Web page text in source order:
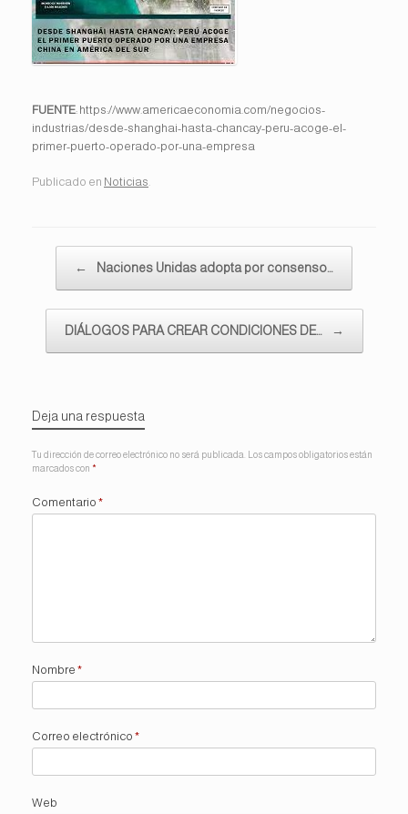
FUENTE: https://www.americaeconomia.com/negocios-
industrias/desde-shanghai-hasta-chancay-peru-acoge-el-
primer-puerto-operado-por-una-empresa
Publicado en Noticias.
← Naciones Unidas adopta por consenso…
DIÁLOGOS PARA CREAR CONDICIONES DE… →
Deja una respuesta
Tu dirección de correo electrónico no será publicada. Los campos obligatorios están
marcados con *
Comentario *
Nombre *
Correo electrónico *
Web